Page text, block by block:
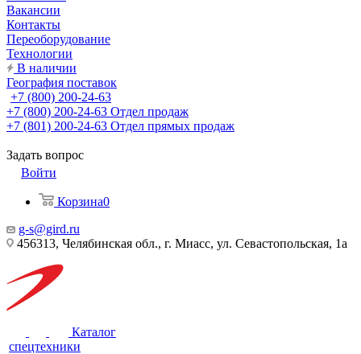
Вакансии
Контакты
Переоборудование
Технологии
В наличии
География поставок
+7 (800) 200-24-63
+7 (800) 200-24-63 Отдел продаж
+7 (801) 200-24-63 Отдел прямых продаж
Задать вопрос
Войти
Корзина0
g-s@gird.ru
456313, Челябинская обл., г. Миасс, ул. Севастопольская, 1а
Каталог
спецтехники